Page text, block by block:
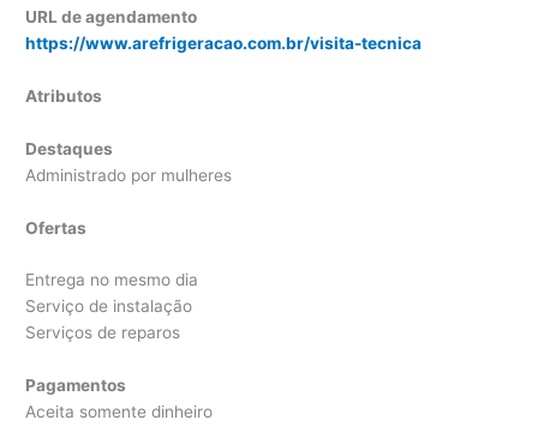
URL de agendamento
https://www.arefrigeracao.com.br/visita-tecnica
Atributos
Destaques
Administrado por mulheres
Ofertas
Entrega no mesmo dia
Serviço de instalação
Serviços de reparos
Pagamentos
Aceita somente dinheiro